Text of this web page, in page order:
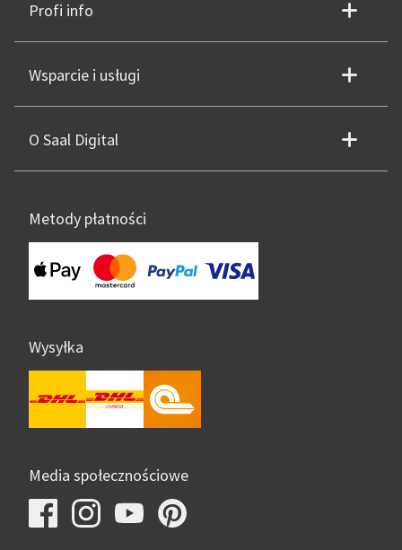
Profi info
Wsparcie i usługi
O Saal Digital
Metody płatności
Wysyłka
Media społecznościowe